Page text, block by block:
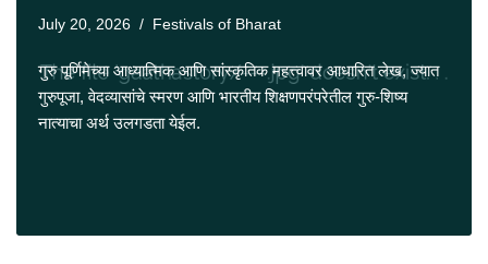
July 20, 2026 Festivals of Bharat
गुरु पूर्णिमेच्या आध्यात्मिक आणि सांस्कृतिक महत्त्वावर आधारित लेख, ज्यात
गुरुपूजा, वेदव्यासांचे स्मरण आणि भारतीय शिक्षणपरंपरेतील गुरु-शिष्य
नात्याचा अर्थ उलगडता येईल.